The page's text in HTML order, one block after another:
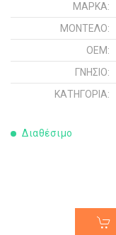
ΜΑΡΚΑ:
ΜΟΝΤΕΛΟ:
OEM:
ΓΝΉΣΙΟ:
ΚΑΤΗΓΟΡΊΑ:
Διαθέσιμο